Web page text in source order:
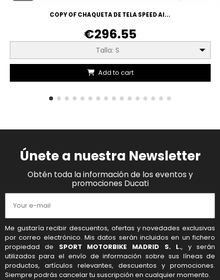
COPY OF CHAQUETA DE TELA SPEED AI...
€296.55
Talla: S
Add to cart
Únete a nuestra Newsletter
Obtén toda la información de los eventos y
promociones Ducati
Me gustaría recibir descuentos, ofertas y novedades exclusivas
por correo electrónico. Mis datos serán incluidos en un fichero
propiedad de SPORT MOTORBIKE MADRID S. L., y serán
utilizados para el envío de información sobre sus líneas de
productos, artículos relevantes, descuentos y promociones.
Siempre podrás cancelar tu suscripción en cualquier momento.